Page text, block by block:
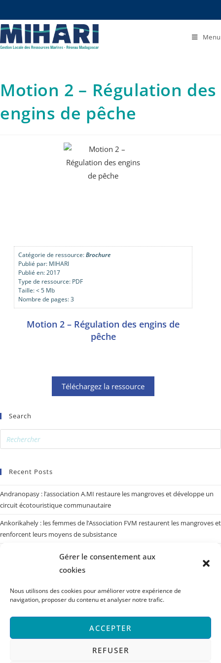
Gérer le consentement aux
cookies
Nous utilisons des cookies pour améliorer votre expérience de
navigation, proposer du contenu et analyser notre trafic.
ACCEPTER
REFUSER
Menu
Motion 2 – Régulation des
engins de pêche
Catégorie de ressource:Brochure
Publié par: MIHARI
Publié en: 2017
Type de ressource: PDF
Taille: < 5 Mb
Nombre de pages: 3
Motion 2 – Régulation des engins de
pêche
Téléchargez la ressource
Search
Recent Posts
Andranopasy : l’association A.MI restaure les mangroves et développe un
circuit écotouristique communautaire
Ankorikahely : les femmes de l’Association FVM restaurent les mangroves et
renforcent leurs moyens de subsistance
Sarodrano : 200 habitats artificiels pour redonner vie aux poulpes
Réserve marine : la LMMA Vatoharasoa investit dans l’avenir de ses
Fomba fametrahana fitarainana sy fanaovana tatitra